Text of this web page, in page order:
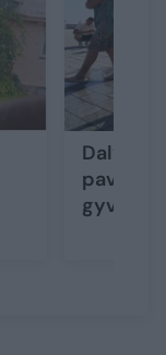
Dalyje